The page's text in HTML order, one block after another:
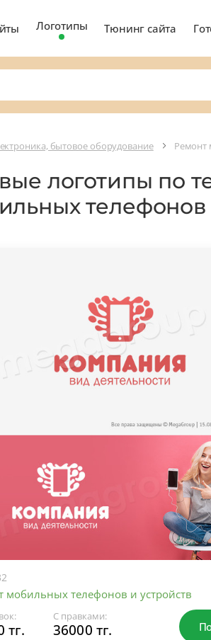
Логотипы Тюнинг сайта
бытовое оборудование Ремонт
логотипы по
телефонов
мобильных телефонов и устройств
тг.
С правками:
36000 тг.